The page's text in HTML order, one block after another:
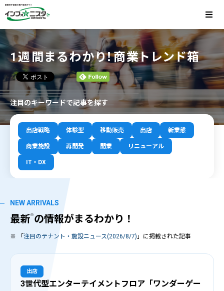
1週間まるわかり！商業トレンド箱
注目のキーワードで記事を探す
出店戦略 体験型 移動販売 出店 新業態
商業施設 再開発 開業 リニューアル
IT・DX
NEW ARRIVALS
最新※ の情報がまるわかり！
※ 「 注目のテナント・施設ニュース(2026/8/7) 」に掲載された記事
3世代型エンターテイメントフロア「ワンダーゲー
出店